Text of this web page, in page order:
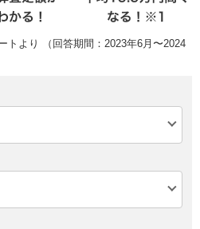
トより （回答期間：2023年6月〜2024